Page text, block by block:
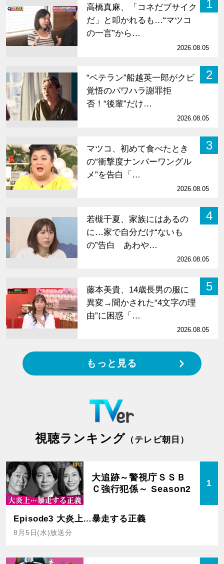
1
高橋真麻、「コネだブサイク
だ」と叩かれるも…“マツコ
の一言”から…
2026.08.05
2
“ベテラン”船越英一郎がクビ
覚悟のパワハラ謝罪拒
否！“後輩”だけ…
2026.08.05
3
マツコ、初めて食べたとき
の“衝撃度ナンバーワングル
メ”を告白「…
2026.08.05
4
若槻千夏、家族にはあるの
に…家で自分だけ“ないも
の”告白 あわや…
2026.08.05
5
藤本美貴、14歳長男の服に
異変→聞かされた“4文字の理
由”に困惑「…
2026.08.05
もっと見る
視聴ランキング （テレビ朝日）
大追跡～警視庁ＳＳＢ
Ｃ強行犯係～ Season2
1
Episode3 大炎上…暴走する正義
8月5日(水)放送分